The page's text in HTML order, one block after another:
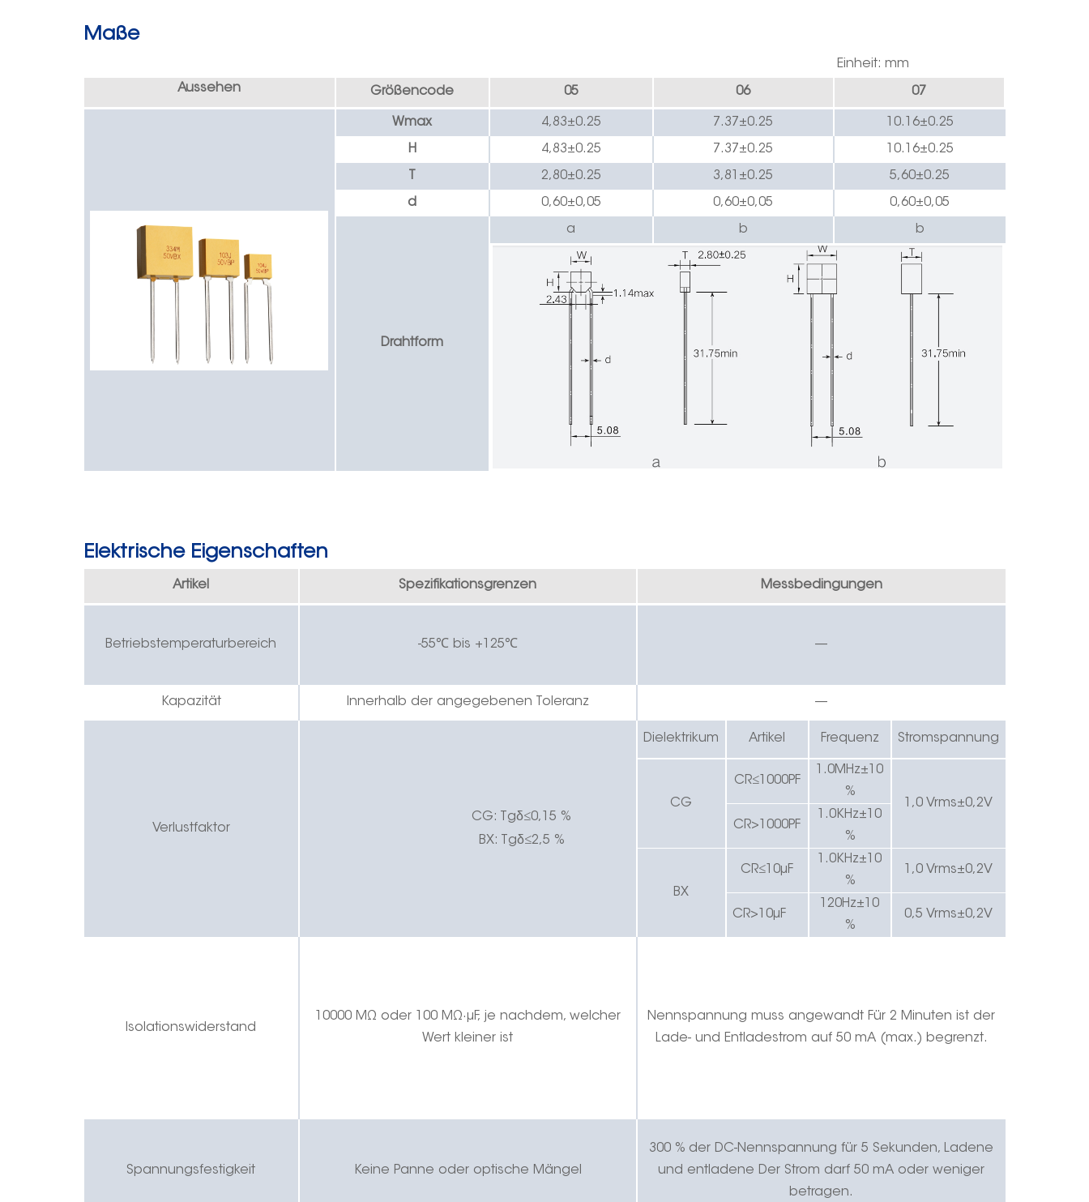
Maße
Einheit: mm
Aussehen
Größencode 05 06 07
Wmax 4,83±0.25 7.37±0.25 10.16±0.25
H 4,83±0.25 7.37±0.25 10.16±0.25
T 2,80±0.25 3,81 ±0.25 5,60±0.25
d 0,60±0,05 0,60±0,05 0,60±0,05
Drahtform
a b b
Elektrische Eigenschaften
Artikel Spezifikationsgrenzen Messbedingungen
Betriebstemperaturbereich -55℃ bis +125℃ —
Kapazität Innerhalb der angegebenen Toleranz —
Verlustfaktor
CG: Tgδ≤0,15 %
BX: Tgδ≤2,5 %
Dielektrikum Artikel Frequenz Stromspannung
CG
CR≤1000PF
1 .0MHz±10
%
1,0 Vrms±0,2V
CR>1000PF
1 .0KHz±10
%
BX
CR≤ 10μF
1 .0KHz±10
%
1,0 Vrms±0,2V
CR>10μF
120Hz±10
%
0,5 Vrms±0,2V
Isolationswiderstand
10000 MΩ oder 100 MΩ·μF, je nachdem, welcher
Wert kleiner ist
Nennspannung muss angewandt Für 2 Minuten ist der
Lade- und Entladestrom auf 50 mA (max.) begrenzt.
Spannungsfestigkeit Keine Panne oder optische Mängel
300 % der DC-Nennspannung für 5 Sekunden, Ladene
und entladene Der Strom darf 50 mA oder weniger
betragen.